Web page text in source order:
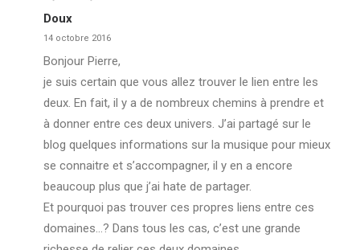
Doux
14 octobre 2016
Bonjour Pierre,
je suis certain que vous allez trouver le lien entre les
deux. En fait, il y a de nombreux chemins à prendre et
à donner entre ces deux univers. J’ai partagé sur le
blog quelques informations sur la musique pour mieux
se connaitre et s’accompagner, il y en a encore
beaucoup plus que j’ai hate de partager.
Et pourquoi pas trouver ces propres liens entre ces
domaines…? Dans tous les cas, c’est une grande